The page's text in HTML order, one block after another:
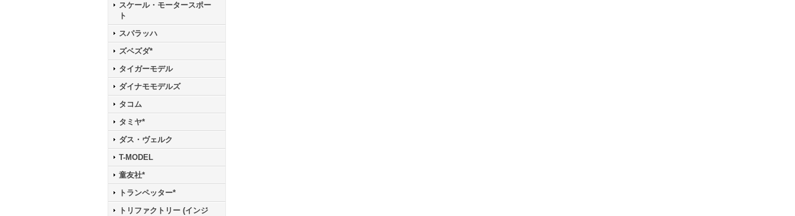
スケール・モータースポー
ト
スパラッハ
ズベズダ*
タイガーモデル
ダイナモモデルズ
タコム
タミヤ*
ダス・ヴェルク
T-MODEL
童友社*
トランペッター*
トリファクトリー (インジ